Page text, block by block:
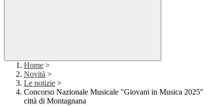
Home >
Novità >
Le notizie >
Concorso Nazionale Musicale "Giovani in Musica 2025"
città di Montagnana